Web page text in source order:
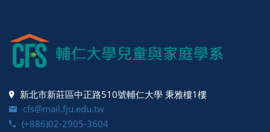
新北市新莊區中正路510號輔仁大學 秉雅樓1樓
cfs@mail.fju.edu.tw
(+886)02-2905-3604